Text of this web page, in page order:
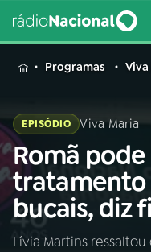
MENU
Buscar
na
Rádio
Nacional
Programas Viva
EPISÓDIO Viva Maria
Romã
tratamento
bucais, diz
Lívia Martins